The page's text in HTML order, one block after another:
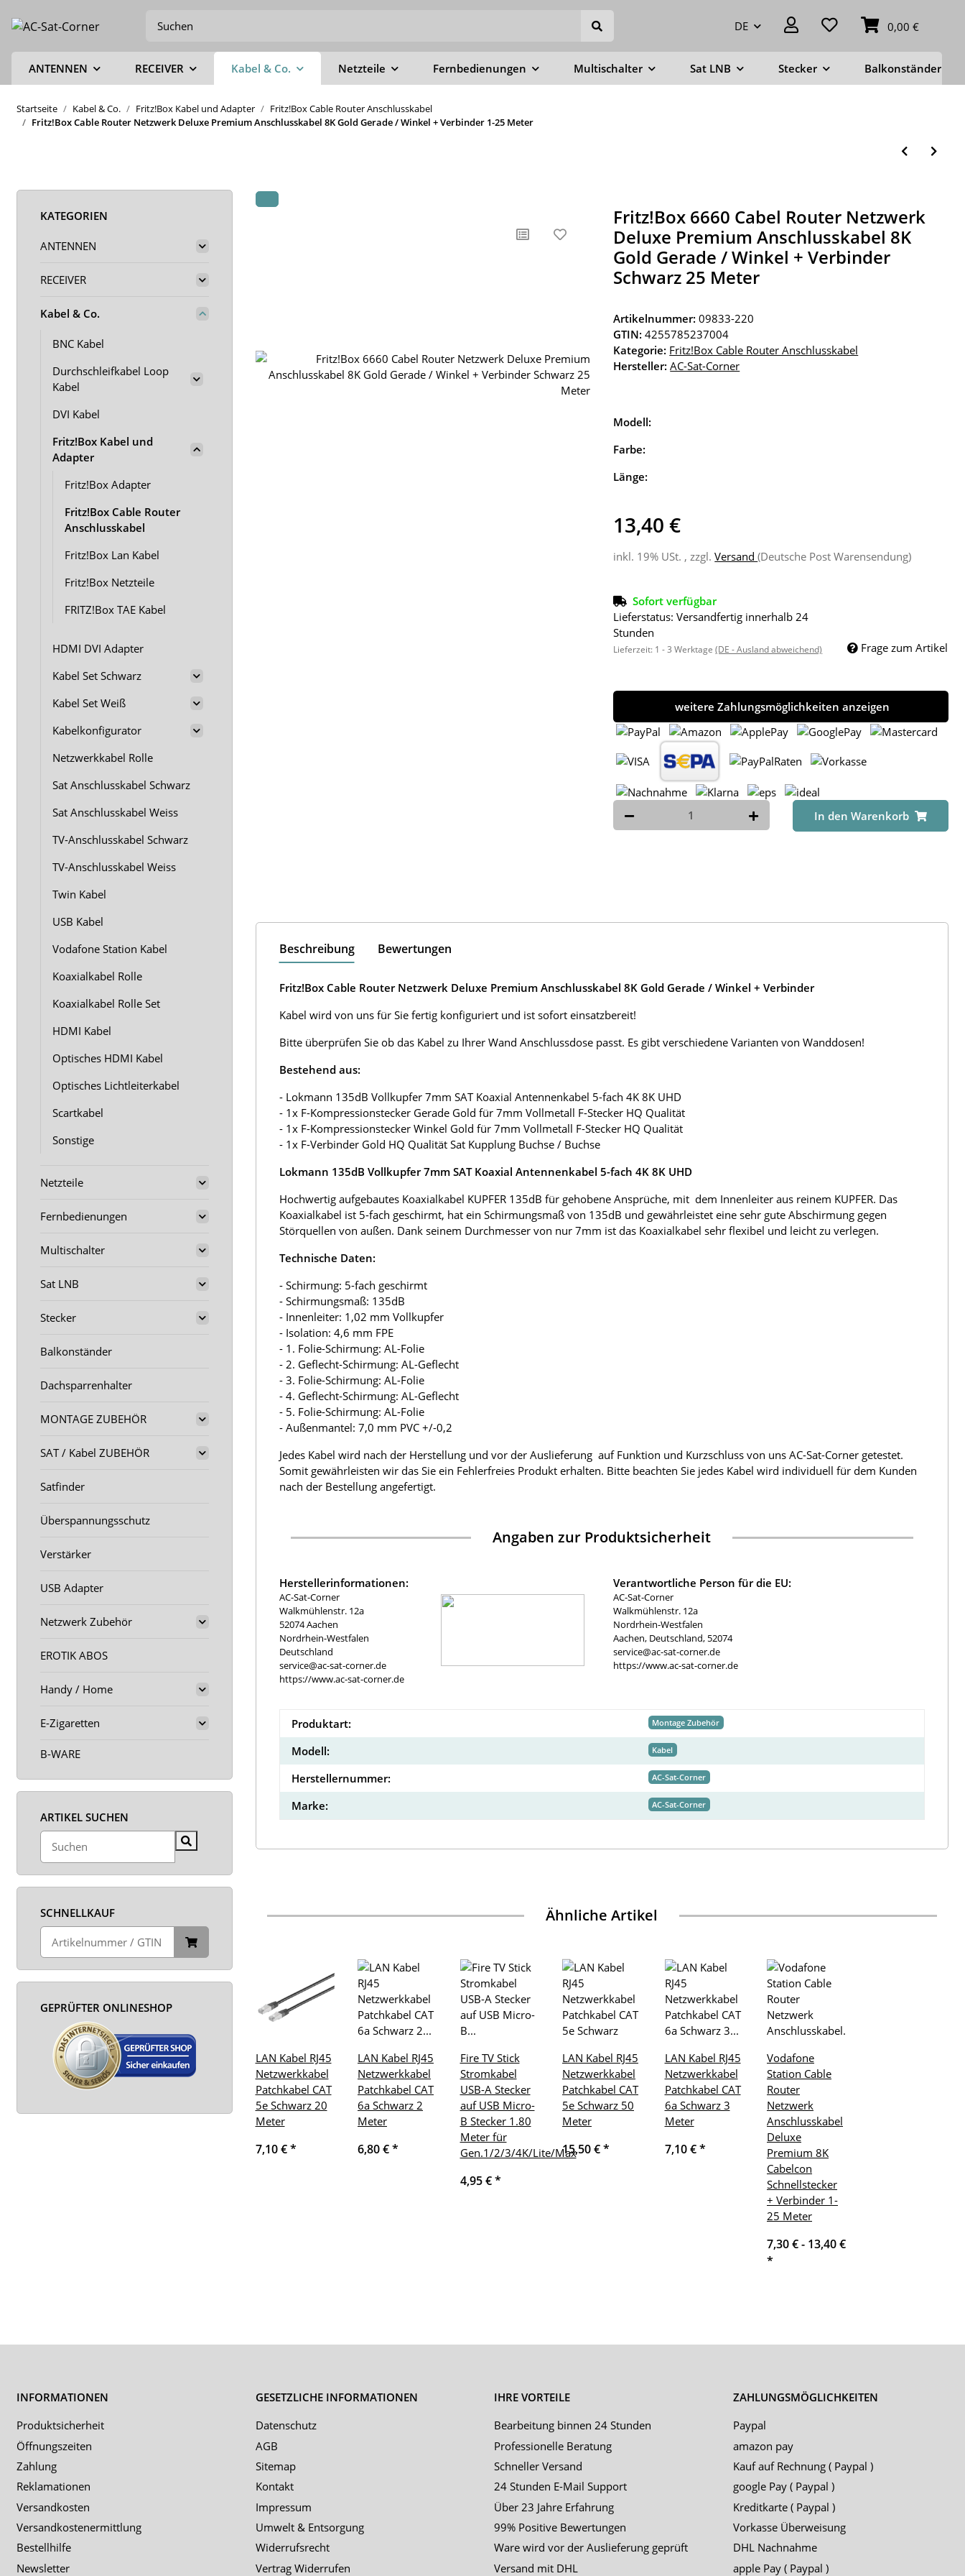
DE 0,00 €
ANTENNEN RECEIVER Kabel & Co. Netzteile Fernbedienungen Multischalter Sat LNB Stecker Balkonständer
Startseite Kabel & Co. Fritz!Box Kabel und Adapter
Fritz!Box Cable Router Anschlusskabel
Fritz!Box Cable Router Netzwerk Deluxe Premium Anschlusskabel 8K Gold Gerade / Winkel + Verbinder 1-25 Meter
Fritz!Box 6660 Cabel Router Netzwerk
Deluxe Premium Anschlusskabel 8K
Gold Gerade / Winkel + Verbinder
Schwarz 25 Meter
Artikelnummer:09833-220
GTIN: 4255785237004
Kategorie: Fritz!Box Cable Router Anschlusskabel
Hersteller: AC-Sat-Corner
Modell:
Farbe:
Länge:
13,40 €
inkl. 19% USt. , zzgl.Versand(Deutsche Post Warensendung)
Sofort verfügbar
Lieferstatus: Versandfertig innerhalb 24
Stunden
Lieferzeit: 1 - 3 Werktage(DE - Ausland abweichend) Frage zum Artikel
weitere Zahlungsmöglichkeiten anzeigen
In den Warenkorb
Beschreibung Bewertungen
Fritz!Box Cable Router Netzwerk Deluxe Premium Anschlusskabel 8K Gold Gerade / Winkel + Verbinder
Kabel wird von uns für Sie fertig konfiguriert und ist sofort einsatzbereit!
Bitte überprüfen Sie ob das Kabel zu Ihrer Wand Anschlussdose passt. Es gibt verschiedene Varianten von Wanddosen!
Bestehend aus:
- Lokmann 135dB Vollkupfer 7mm SAT Koaxial Antennenkabel 5-fach 4K 8K UHD
- 1x F-Kompressionstecker Gerade Gold für 7mm Vollmetall F-Stecker HQ Qualität
- 1x F-Kompressionstecker Winkel Gold für 7mm Vollmetall F-Stecker HQ Qualität
- 1x F-Verbinder Gold HQ Qualität Sat Kupplung Buchse / Buchse
Lokmann 135dB Vollkupfer 7mm SAT Koaxial Antennenkabel 5-fach 4K 8K UHD
Hochwertig aufgebautes Koaxialkabel KUPFER 135dB für gehobene Ansprüche, mit dem Innenleiter aus reinem KUPFER. Das
Koaxialkabel ist 5-fach geschirmt, hat ein Schirmungsmaß von 135dB und gewährleistet eine sehr gute Abschirmung gegen
Störquellen von außen. Dank seinem Durchmesser von nur 7mm ist das Koaxialkabel sehr flexibel und leicht zu verlegen.
Technische Daten:
- Schirmung: 5-fach geschirmt
- Schirmungsmaß: 135dB
- Innenleiter: 1,02 mm Vollkupfer
- Isolation: 4,6 mm FPE
- 1. Folie-Schirmung: AL-Folie
- 2. Geflecht-Schirmung: AL-Geflecht
- 3. Folie-Schirmung: AL-Folie
- 4. Geflecht-Schirmung: AL-Geflecht
- 5. Folie-Schirmung: AL-Folie
- Außenmantel: 7,0 mm PVC +/-0,2
Jedes Kabel wird nach der Herstellung und vor der Auslieferung auf Funktion und Kurzschluss von uns AC-Sat-Corner getestet.
Somit gewährleisten wir das Sie ein Fehlerfreies Produkt erhalten. Bitte beachten Sie jedes Kabel wird individuell für dem Kunden
nach der Bestellung angefertigt.
Angaben zur Produktsicherheit
Herstellerinformationen:
AC-Sat-Corner
Walkmühlenstr. 12a
52074 Aachen
Nordrhein-Westfalen
Deutschland
service@ac-sat-corner.de
https://www.ac-sat-corner.de
Verantwortliche Person für die EU:
AC-Sat-Corner
Walkmühlenstr. 12a
Nordrhein-Westfalen
Aachen, Deutschland, 52074
service@ac-sat-corner.de
https://www.ac-sat-corner.de
Produktart: Montage Zubehör
Modell: Kabel
Herstellernummer: AC-Sat-Corner
Marke: AC-Sat-Corner
Ähnliche Artikel
LAN Kabel RJ45
Netzwerkkabel
Patchkabel CAT
5e Schwarz 20
Meter
7,10 €*
LAN Kabel RJ45
Netzwerkkabel
Patchkabel CAT
6a Schwarz 2
Meter
6,80 €*
Fire TV Stick
Stromkabel
USB-A Stecker
auf USB Micro-
B Stecker 1.80
Meter für
Gen.1/2/3/4K/Lite/Max
4,95 €*
LAN Kabel RJ45
Netzwerkkabel
Patchkabel CAT
5e Schwarz 50
Meter
15,50 €*
LAN Kabel RJ45
Netzwerkkabel
Patchkabel CAT
6a Schwarz 3
Meter
7,10 €*
Vodafone
Station Cable
Router
Netzwerk
Anschlusskabel
Deluxe
Premium 8K
Cabelcon
Schnellstecker
+ Verbinder 1-
25 Meter
7,30 € - 13,40 €
*
KATEGORIEN
ANTENNEN
RECEIVER
Kabel & Co.
BNC Kabel
Durchschleifkabel Loop
Kabel
DVI Kabel
Fritz!Box Kabel und
Adapter
Fritz!Box Adapter
Fritz!Box Cable Router
Anschlusskabel
Fritz!Box Lan Kabel
Fritz!Box Netzteile
FRITZ!Box TAE Kabel
HDMI DVI Adapter
Kabel Set Schwarz
Kabel Set Weiß
Kabelkonfigurator
Netzwerkkabel Rolle
Sat Anschlusskabel Schwarz
Sat Anschlusskabel Weiss
TV-Anschlusskabel Schwarz
TV-Anschlusskabel Weiss
Twin Kabel
USB Kabel
Vodafone Station Kabel
Koaxialkabel Rolle
Koaxialkabel Rolle Set
HDMI Kabel
Optisches HDMI Kabel
Optisches Lichtleiterkabel
Scartkabel
Sonstige
Netzteile
Fernbedienungen
Multischalter
Sat LNB
Stecker
Balkonständer
Dachsparrenhalter
MONTAGE ZUBEHÖR
SAT / Kabel ZUBEHÖR
Satfinder
Überspannungsschutz
Verstärker
USB Adapter
Netzwerk Zubehör
EROTIK ABOS
Handy / Home
E-Zigaretten
B-WARE
ARTIKEL SUCHEN
SCHNELLKAUF
GEPRÜFTER ONLINESHOP
INFORMATIONEN
Produktsicherheit
Öffnungszeiten
Zahlung
Reklamationen
Versandkosten
Versandkostenermittlung
Bestellhilfe
Newsletter
GESETZLICHE INFORMATIONEN
Datenschutz
AGB
Sitemap
Kontakt
Impressum
Umwelt & Entsorgung
Widerrufsrecht
Vertrag Widerrufen
IHRE VORTEILE
Bearbeitung binnen 24 Stunden
Professionelle Beratung
Schneller Versand
24 Stunden E-Mail Support
Über 23 Jahre Erfahrung
99% Positive Bewertungen
Ware wird vor der Auslieferung geprüft
Versand mit DHL
ZAHLUNGSMÖGLICHKEITEN
Paypal
amazon pay
Kauf auf Rechnung ( Paypal )
google Pay ( Paypal )
Kreditkarte ( Paypal )
Vorkasse Überweisung
DHL Nachnahme
apple Pay ( Paypal )